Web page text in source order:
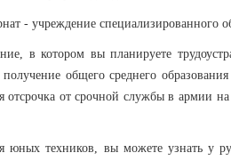
- учреждение специализированного
в котором вы планируете
общего среднего
отсрочка от срочной службы в армии
юных техников, вы можете узнать у